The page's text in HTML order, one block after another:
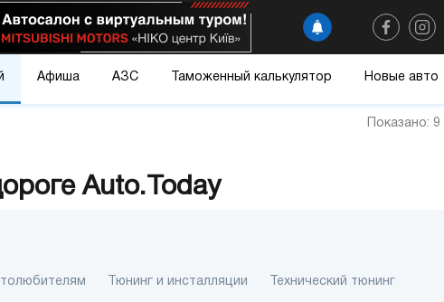
Афиша АЗС Таможенный калькулятор Новые авто
Auto.Today
Показано:
Тюнинг и инсталляции Технический тюнинг